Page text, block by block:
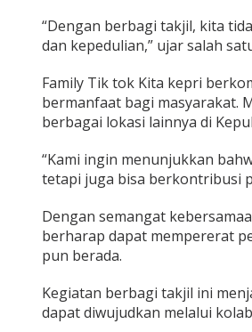
“Dengan berbagi takjil, kita
dan kepedulian,” ujar salah
Family Tik tok Kita kepri
bermanfaat bagi masyarakat.
berbagai lokasi lainnya di
“Kami ingin menunjukkan
tetapi juga bisa berkontribusi
Dengan semangat
berharap dapat mempererat
pun berada.
Kegiatan berbagi takjil ini
dapat diwujudkan melalui